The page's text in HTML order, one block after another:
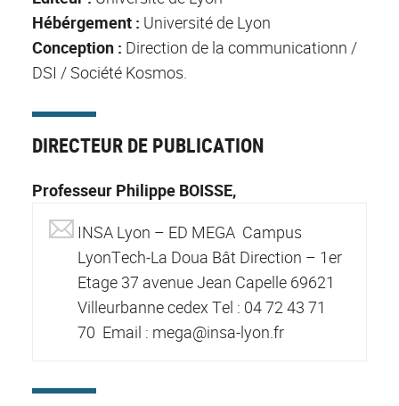
Hébérgement : Université de Lyon
Conception : Direction de la communicationn /
DSI / Société Kosmos.
DIRECTEUR DE PUBLICATION
Professeur Philippe BOISSE,
INSA Lyon – ED MEGA Campus
LyonTech-La Doua Bât Direction – 1er
Etage 37 avenue Jean Capelle 69621
Villeurbanne cedex Tel : 04 72 43 71
70 Email : mega@insa-lyon.fr